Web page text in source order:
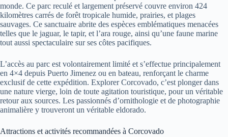
monde. Ce parc reculé et largement préservé couvre environ 424
kilomètres carrés de forêt tropicale humide, prairies, et plages
sauvages. Ce sanctuaire abrite des espèces emblématiques menacées
telles que le jaguar, le tapir, et l’ara rouge, ainsi qu’une faune marine
tout aussi spectaculaire sur ses côtes pacifiques.
L’accès au parc est volontairement limité et s’effectue principalement
en 4×4 depuis Puerto Jimenez ou en bateau, renforçant le charme
exclusif de cette expédition. Explorer Corcovado, c’est plonger dans
une nature vierge, loin de toute agitation touristique, pour un véritable
retour aux sources. Les passionnés d’ornithologie et de photographie
animalière y trouveront un véritable eldorado.
Attractions et activités recommandées à Corcovado